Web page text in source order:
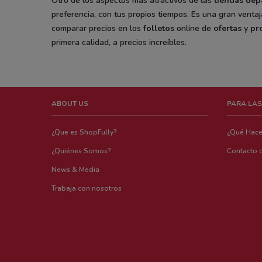
preferencia, con tus propios tiempos. Es una gran
comparar precios en losfolletos online de ofertas y
primera calidad, a precios increíbles.
ABOUT US
¿Que es ShopFully?
¿Quiénes Somos?
News & Media
Trabaja con nosotros
PARA
¿Qué
Contacto